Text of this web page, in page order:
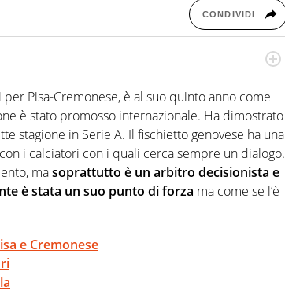
CONDIVIDI
manifestazioni sportive e collaborato con
conoscenza e memoria storica. Si occupa
Pisa-Cremonese, è al suo quinto anno come
è stato promosso internazionale. Ha dimostrato
stagione in Serie A. Il fischietto genovese ha una
i calciatori con i quali cerca sempre un dialogo.
masoprattutto è un arbitro decisionista e
è stata un suo punto di forza ma come se l’è
e Cremonese